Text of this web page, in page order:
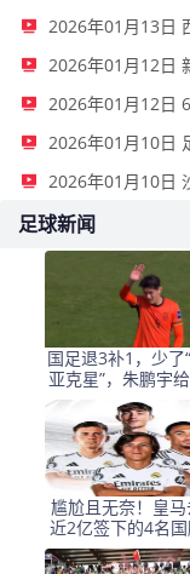
2026年01月10日
足球新闻
国足退3补1，少了
亚克星”，朱鹏宇
宁当替补 防线不
尴尬且无奈！皇
近2亿签下的4名国
援，今夏均无缘